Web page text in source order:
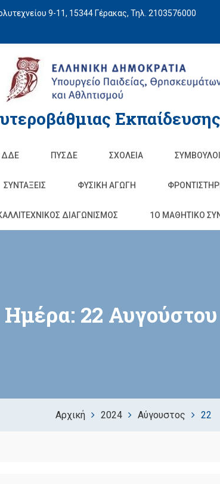
9-11, 15344 Γέρακας, Τηλ. 2103576000
ΔΔΕ ΠΥΣΔΕ ΣΧΟΛΕΊΑ
ΣΥΝΤΑΞΕΙΣ ΦΥΣΙΚΉ ΑΓΩΓΉ
ΔΙΑΓΩΝΙΣΜΟΣ 1O ΜΑΘΗΤΙΚΟ
Ημέρα: 22
Αρχική 2024 Αύγουστος 22